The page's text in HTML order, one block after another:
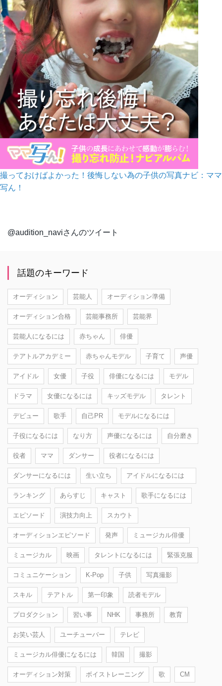
撮っておけばよかった！後悔しない為の子供の写真ナビ：ママ
写ん！
@audition_naviさんのツイート
話題のキーワード
オーディション 芸能人 オーディション準備
オーディション合格 芸能事務所 芸能界
芸能人になるには 赤ちゃん 俳優
テアトルアカデミー 赤ちゃんモデル 子育て 声優
アイドル 女優 子役 俳優になるには モデル
ドラマ 女優になるには キッズモデル タレント
デビュー 歌手 自己PR モデルになるには
子役になるには なり方 声優になるには 自分磨き
役者 ママ ダンサー 役者になるには
ダンサーになるには 生い立ち アイドルになるには
ランキング あらすじ キャスト 歌手になるには
エピソード 演技力向上 スカウト
オーディションエピソード 発声 ミュージカル俳優
ミュージカル 映画 タレントになるには 緊張克服
コミュニケーション K-Pop 子供 写真撮影
スキル テアトル 第一印象 読者モデル
プロダクション 習い事 NHK 事務所 教育
お笑い芸人 ユーチューバー テレビ
ミュージカル俳優になるには 韓国 撮影
オーディション対策 ボイストレーニング 歌 CM